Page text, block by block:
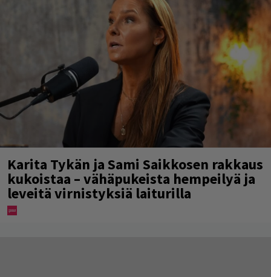
Karita Tykän ja Sami Saikkosen rakkaus
kukoistaa – vähäpukeista hempeilyä ja
leveitä virnistyksiä laiturilla